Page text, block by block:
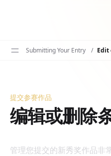
Submitting Your Entry / Edit
编辑或删除条目
提交参赛作品
编辑或删除
管理您提交的新秀奖作品非